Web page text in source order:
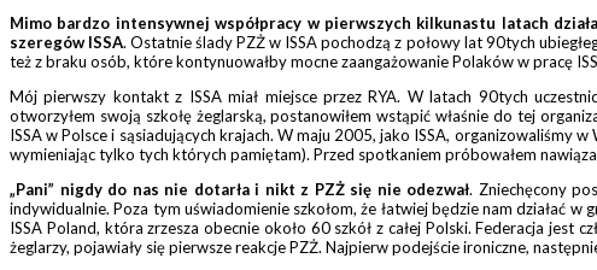
Mimo bardzo intensywnej współpracy w pierwszych kilkunastu latach
szeregów ISSA. Ostatnie ślady PZŻ w ISSA pochodzą z połowy lat 90tych
też z braku osób, które kontynuowałby mocne zaangażowanie Polaków w pracę
Mój pierwszy kontakt z ISSA miał miejsce przez RYA. W latach 90tych
otworzyłem swoją szkołę żeglarską, postanowiłem wstąpić właśnie do tej
ISSA w Polsce i sąsiadujących krajach. W maju 2005, jako ISSA, organizowaliśmy
wymieniając tylko tych których pamiętam). Przed spotkaniem próbowałem
„Pani” nigdy do nas nie dotarła i nikt z PZŻ się nie odezwał. Zniechęcony
indywidualnie. Poza tym uświadomienie szkołom, że łatwiej będzie nam działać
ISSA Poland, która zrzesza obecnie około 60 szkół z całej Polski. Federacja jest
żeglarzy, pojawiały się pierwsze reakcje PZŻ. Najpierw podejście ironiczne,